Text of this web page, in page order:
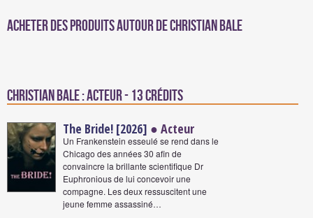
Acheter des produits autour de Christian Bale
Christian Bale : Acteur - 13 crédits
The Bride! [2026] ● Acteur
Un Frankenstein esseulé se rend dans le
Chicago des années 30 afin de
convaincre la brillante scientifique Dr
Euphronious de lui concevoir une
compagne. Les deux ressuscitent une
jeune femme assassiné…